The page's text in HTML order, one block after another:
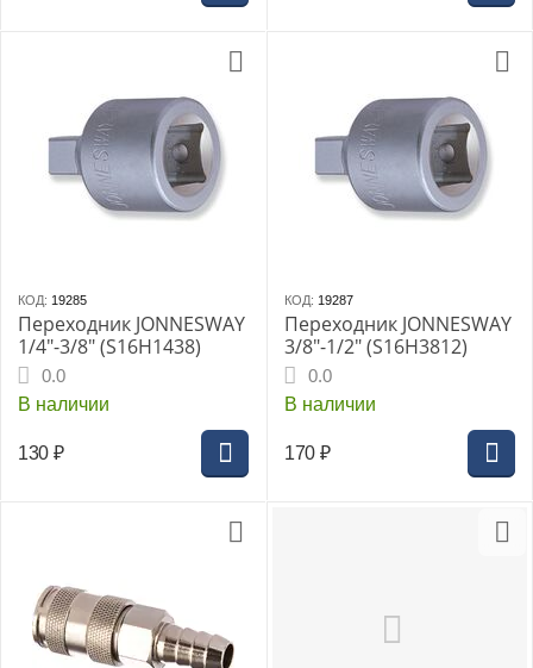
КОД: 19285
Переходник JONNESWAY
1/4"-3/8" (S16H1438)
0.0
В наличии
130 ₽
КОД: 19287
Переходник JONNESWAY
3/8"-1/2" (S16H3812)
0.0
В наличии
170 ₽